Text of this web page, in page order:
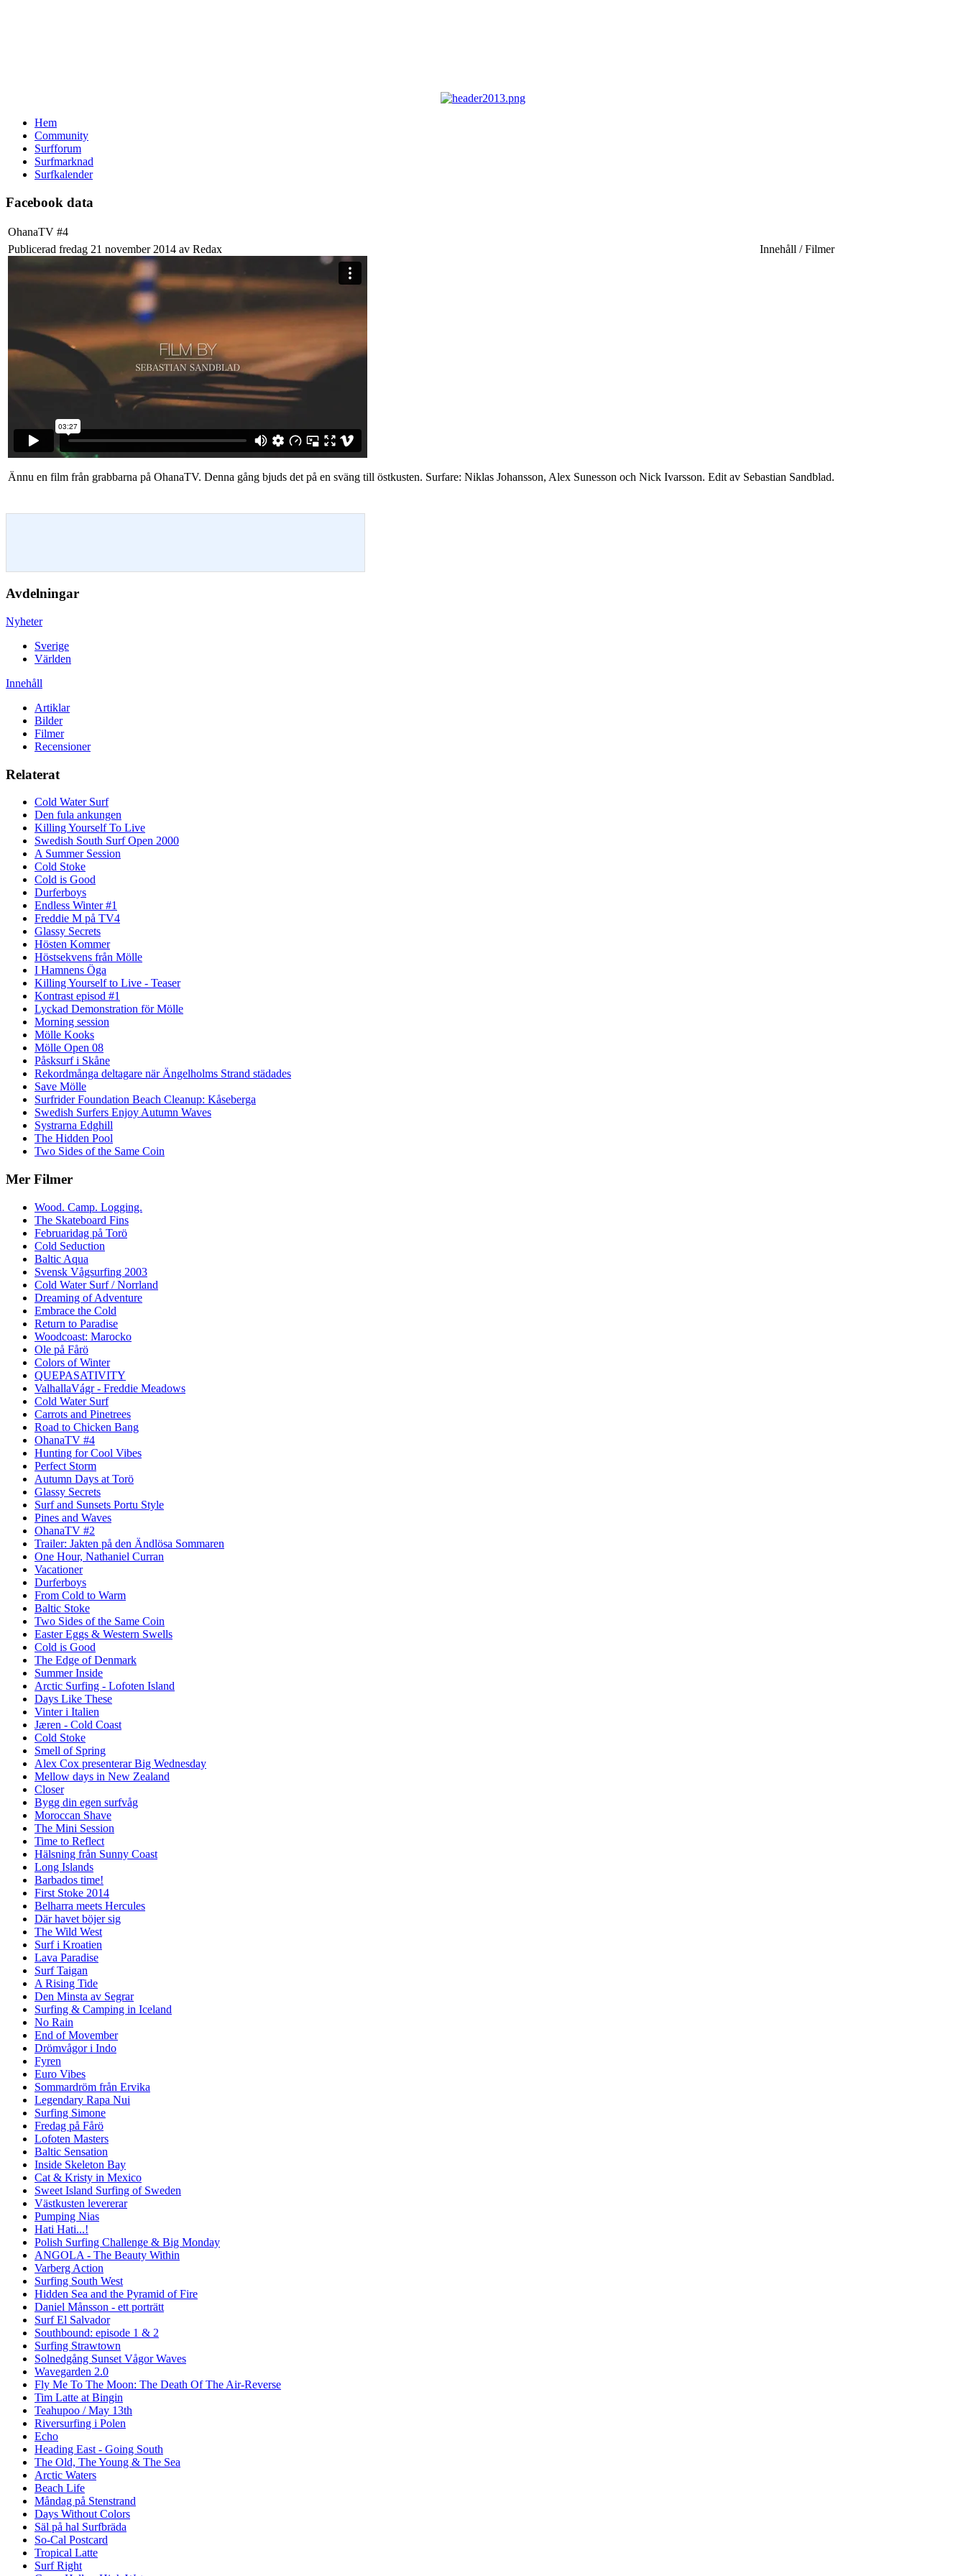
Hem
Community
Surfforum
Surfmarknad
Surfkalender
Facebook data
OhanaTV #4
Publicerad fredag 21 november 2014 av Redax
Innehåll / Filmer
Ännu en film från grabbarna på OhanaTV. Denna gång bjuds det på en sväng till östkusten. Surfare: Niklas Johansson, Alex Sunesson och Nick Ivarsson. Edit av Sebastian Sandblad.
Avdelningar
Nyheter
Sverige
Världen
Innehåll
Artiklar
Bilder
Filmer
Recensioner
Relaterat
Cold Water Surf
Den fula ankungen
Killing Yourself To Live
Swedish South Surf Open 2000
A Summer Session
Cold Stoke
Cold is Good
Durferboys
Endless Winter #1
Freddie M på TV4
Glassy Secrets
Hösten Kommer
Höstsekvens från Mölle
I Hamnens Öga
Killing Yourself to Live - Teaser
Kontrast episod #1
Lyckad Demonstration för Mölle
Morning session
Mölle Kooks
Mölle Open 08
Påsksurf i Skåne
Rekordmånga deltagare när Ängelholms Strand städades
Save Mölle
Surfrider Foundation Beach Cleanup: Kåseberga
Swedish Surfers Enjoy Autumn Waves
Systrarna Edghill
The Hidden Pool
Two Sides of the Same Coin
Mer Filmer
Wood. Camp. Logging.
The Skateboard Fins
Februaridag på Torö
Cold Seduction
Baltic Aqua
Svensk Vågsurfing 2003
Cold Water Surf / Norrland
Dreaming of Adventure
Embrace the Cold
Return to Paradise
Woodcoast: Marocko
Ole på Fårö
Colors of Winter
QUEPASATIVITY
ValhallaVágr - Freddie Meadows
Cold Water Surf
Carrots and Pinetrees
Road to Chicken Bang
OhanaTV #4
Hunting for Cool Vibes
Perfect Storm
Autumn Days at Torö
Glassy Secrets
Surf and Sunsets Portu Style
Pines and Waves
OhanaTV #2
Trailer: Jakten på den Ändlösa Sommaren
One Hour, Nathaniel Curran
Vacationer
Durferboys
From Cold to Warm
Baltic Stoke
Two Sides of the Same Coin
Easter Eggs & Western Swells
Cold is Good
The Edge of Denmark
Summer Inside
Arctic Surfing - Lofoten Island
Days Like These
Vinter i Italien
Jæren - Cold Coast
Cold Stoke
Smell of Spring
Alex Cox presenterar Big Wednesday
Mellow days in New Zealand
Closer
Bygg din egen surfvåg
Moroccan Shave
The Mini Session
Time to Reflect
Hälsning från Sunny Coast
Long Islands
Barbados time!
First Stoke 2014
Belharra meets Hercules
Där havet böjer sig
The Wild West
Surf i Kroatien
Lava Paradise
Surf Taigan
A Rising Tide
Den Minsta av Segrar
Surfing & Camping in Iceland
No Rain
End of Movember
Drömvågor i Indo
Fyren
Euro Vibes
Sommardröm från Ervika
Legendary Rapa Nui
Surfing Simone
Fredag på Fårö
Lofoten Masters
Baltic Sensation
Inside Skeleton Bay
Cat & Kristy in Mexico
Sweet Island Surfing of Sweden
Västkusten levererar
Pumping Nias
Hati Hati...!
Polish Surfing Challenge & Big Monday
ANGOLA - The Beauty Within
Varberg Action
Surfing South West
Hidden Sea and the Pyramid of Fire
Daniel Månsson - ett porträtt
Surf El Salvador
Southbound: episode 1 & 2
Surfing Strawtown
Solnedgång Sunset Vågor Waves
Wavegarden 2.0
Fly Me To The Moon: The Death Of The Air-Reverse
Tim Latte at Bingin
Teahupoo / May 13th
Riversurfing i Polen
Echo
Heading East - Going South
The Old, The Young & The Sea
Arctic Waters
Beach Life
Måndag på Stenstrand
Days Without Colors
Säl på hal Surfbräda
So-Cal Postcard
Tropical Latte
Surf Right